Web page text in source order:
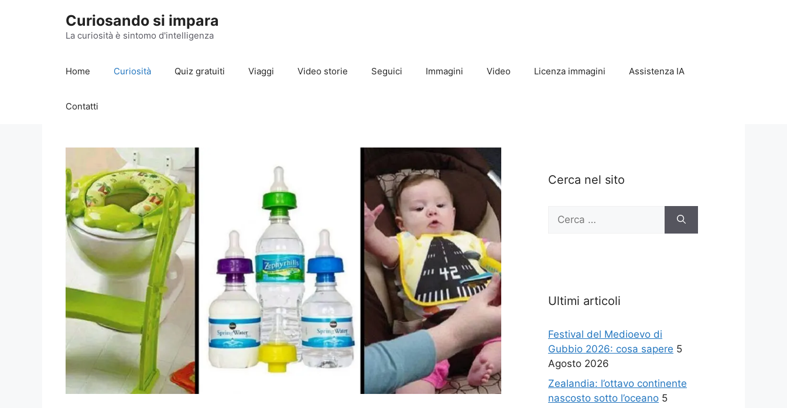
Curiosando si impara
La curiosità è sintomo d'intelligenza
Home Curiosità Quiz gratuiti Viaggi Video storie Seguici Immagini Video Licenza immagini Assistenza IA
Contatti
Cerca nel sito
Ricerca
Ultimi articoli
Festival del Medioevo di
Gubbio 2026: cosa sapere 5
Agosto 2026
Zealandia: l’ottavo continente
nascosto sotto l’oceano 5